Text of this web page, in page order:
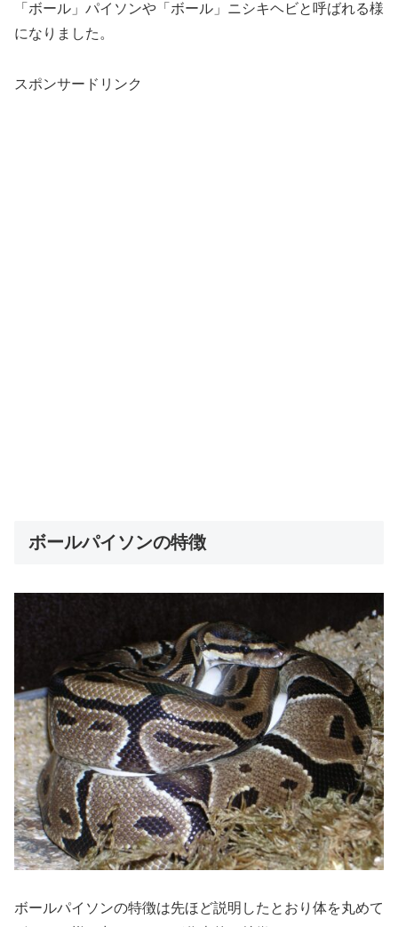
「ボール」パイソンや「ボール」ニシキヘビと呼ばれる様
になりました。
スポンサードリンク
ボールパイソンの特徴
ボールパイソンの特徴は先ほど説明したとおり体を丸めて